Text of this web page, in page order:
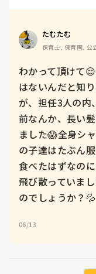
たむたむ
保育士, 保育園, 公
わかって頂けて
はないんだと知
が、担任3人の内
前なんか、長い
ました😱全身シ
の子達はたぶん
食べたはずなの
飛び散っていま
のでしょうか？💦
06/13